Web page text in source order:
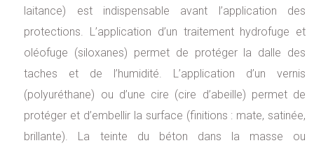
laitance) est indispensable avant l’application des
protections. L’application d’un traitement hydrofuge et
oléofuge (siloxanes) permet de protéger la dalle des
taches et de l’humidité. L’application d’un vernis
(polyuréthane) ou d’une cire (cire d’abeille) permet de
protéger et d’embellir la surface (finitions : mate, satinée,
brillante). La teinte du béton dans la masse ou